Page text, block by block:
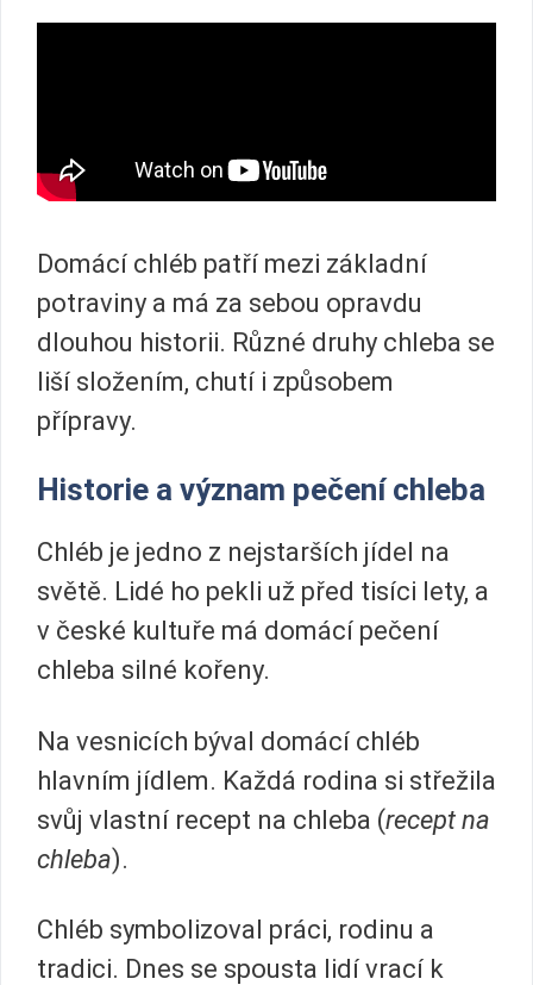
Domácí chléb patří mezi základní
potraviny a má za sebou opravdu
dlouhou historii. Různé druhy chleba se
liší složením, chutí i způsobem
přípravy.
Historie a význam pečení chleba
Chléb je jedno z nejstarších jídel na
světě. Lidé ho pekli už před tisíci lety, a
v české kultuře má domácí pečení
chleba silné kořeny.
Na vesnicích býval domácí chléb
hlavním jídlem. Každá rodina si střežila
svůj vlastní recept na chleba (recept na
chleba).
Chléb symbolizoval práci, rodinu a
tradici. Dnes se spousta lidí vrací k